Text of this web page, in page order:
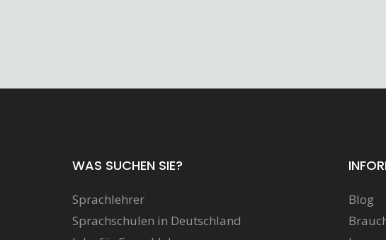
WAS SUCHEN SIE?
Sprachlehrer
Sprachschulen in Deutschland
Blog